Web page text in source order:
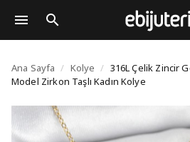
316L Çelik
Ana Sayfa / Kolye / 316L Çelik Zincir
Model Zirkon Taşlı Kadın Kolye